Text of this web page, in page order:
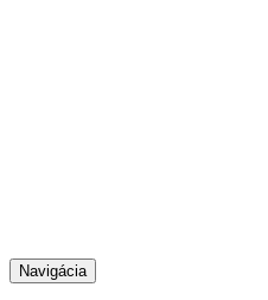
Navigácia